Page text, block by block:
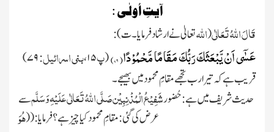
آیتِ اُولٰی :
قَالَ اللہُ تَعَالٰی(اللہتعالیٰ نے ارشاد فرمایا ۔ ت):
عَسٰۤى اَنْ یَّبْعَثَكَ رَبُّكَ مَقَامًا مَّحْمُوْدًا(۷۹) (پ۱۵،بنی اسرائیل:۷۹)
قریب ہے کہ تیر ارب تجھے مقامِ محمود میں بھیجے ۔
حدیث شریف میں ہے : حُضورشَفِیْعُ الْمُذْنِبِیْنصَلَّی اللہُ تَعَالٰی عَلَیْہِ وَسَلَّمسے
عرضکی گئی : مقامِ محمود کیا چیز ہے ؟ فرمایا :( (هُوَ